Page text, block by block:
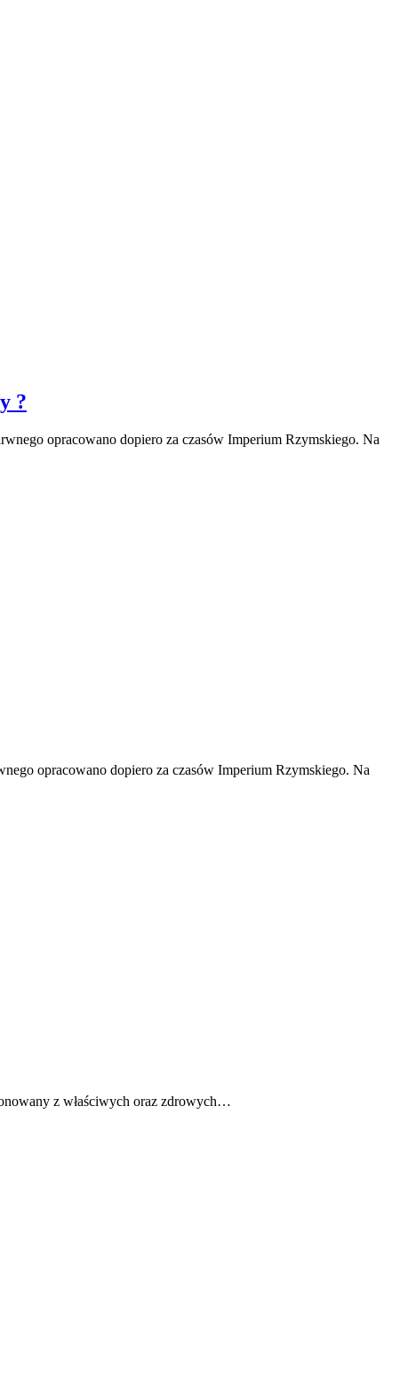
?
opracowano dopiero za czasów Imperium Rzymskiego. Na
opracowano dopiero za czasów Imperium Rzymskiego. Na
z właściwych oraz zdrowych…